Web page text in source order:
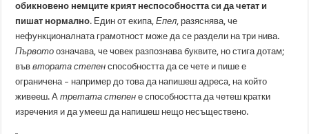
обикновено немците крият неспособността си да четат и
пишат нормално. Един от екипа,Епел, разяснява, че
нефункционалната грамотност може да се раздели на три нива.
Първото означава, че човек разпознава буквите, но стига дотам;
въввтората степен способността да се чете и пише е
ограничена – например до това да напишеш адреса, на който
живееш. Атретата степен е способността да четеш кратки
изречения и да умееш да напишеш нещо несъществено.